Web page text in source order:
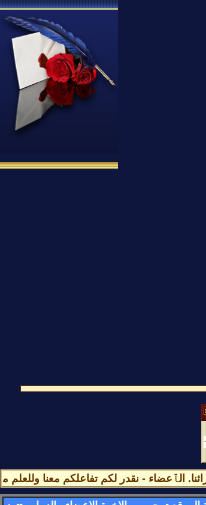
او عند كتابة الردود أو أي أستفسار
الٱعضاء - نقدر لكم تفاعلكم معنا وللعلم